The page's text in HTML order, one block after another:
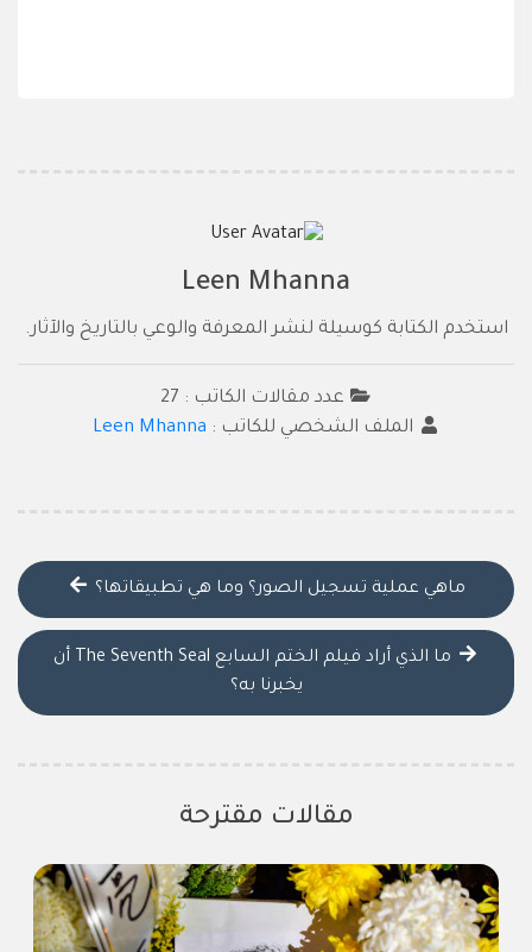
Leen Mhanna
استخدم الكتابة كوسيلة لنشر المعرفة والوعي بالتاريخ والآثار.
عدد مقالات الكاتب : 27
الملف الشخصي للكاتب : Leen Mhanna
ماهي عملية تسجيل الصور؟ وما هي تطبيقاتها؟
ما الذي أراد فيلم الختم السابع The Seventh Seal أن
يخبرنا به؟
مقالات مقترحة